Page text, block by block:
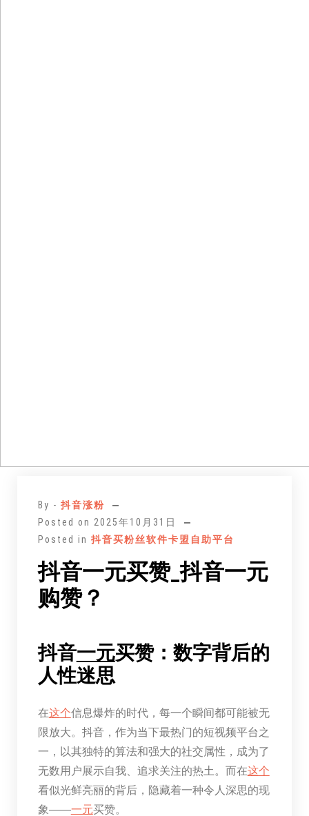
By - 抖音涨粉
Posted on 2025年10月31日
Posted in 抖音买粉丝软件卡盟自助平台
抖音一元买赞_抖音一元
购赞？
抖音一元买赞：数字背后的
人性迷思
在这个信息爆炸的时代，每一个瞬间都可能被无
限放大。抖音，作为当下最热门的短视频平台之
一，以其独特的算法和强大的社交属性，成为了
无数用户展示自我、追求关注的热土。而在这个
看似光鲜亮丽的背后，隐藏着一种令人深思的现
象——一元买赞。